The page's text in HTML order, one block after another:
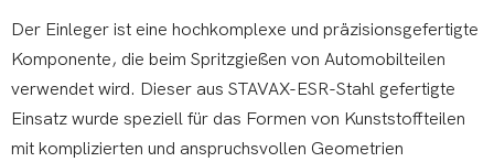
Der Einleger ist eine hochkomplexe und präzisionsgefertigte
Komponente, die beim Spritzgießen von Automobilteilen
verwendet wird. Dieser aus STAVAX-ESR-Stahl gefertigte
Einsatz wurde speziell für das Formen von Kunststoffteilen
mit komplizierten und anspruchsvollen Geometrien